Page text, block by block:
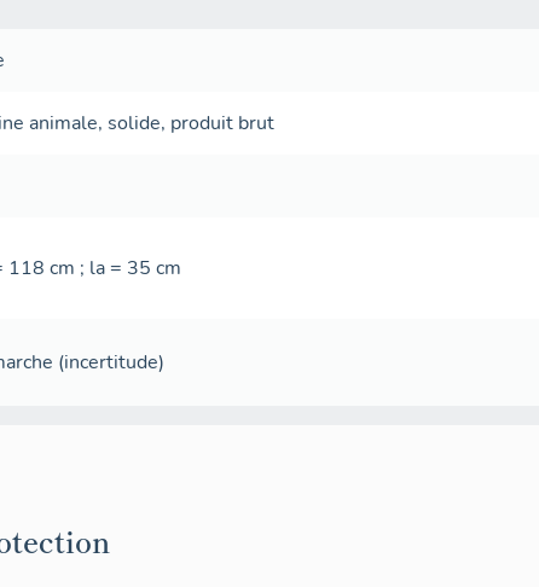
animale,solide, produit brut
118 cm ; la = 35 cm
(incertitude)